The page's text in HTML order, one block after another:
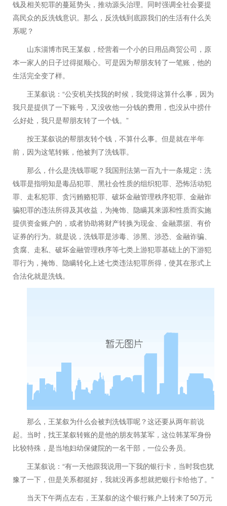
钱及相关犯罪的蔓延势头，推动源头治理。同时强调全社会要提
高民众的反洗钱意识。那么，反洗钱到底跟我们的生活有什么关
系呢？
山东淄博市民王某叙，经营着一个小的日用品商贸公司，原
本一家人的日子过得挺顺心。可是因为帮朋友转了一笔账，他的
生活完全变了样。
王某叙说： “公安机关找我的时候，我觉得这算什么事，因为
我只是提供了一下账号，又没收他一分钱的费用，也没从中捞什
么好处，我只是帮朋友转了一个钱。 ”
按王某叙说的帮朋友转个钱，不算什么事。但是就在半年
前，因为这笔转账，他被判了洗钱罪。
那么，什么是洗钱罪呢？我国刑法第一百九十一条规定：洗
钱罪是指明知是毒品犯罪、黑社会性质的组织犯罪、恐怖活动犯
罪、走私犯罪、贪污贿赂犯罪、破坏金融管理秩序犯罪、金融诈
骗犯罪的违法所得及其收益，为掩饰、隐瞒其来源和性质而实施
提供资金账户的，或者协助将财产转换为现金、金融票据、有价
证券的行为。就是说，洗钱罪是涉毒、涉黑、涉恐、金融诈骗、
贪腐、走私、破坏金融管理秩序等七类上游犯罪基础上的下游犯
罪行为，掩饰、隐瞒转化上述七类违法犯罪所得，使其在形式上
合法化就是洗钱。
那么，王某叙为什么会被判洗钱罪呢？这还要从两年前说
起。当时，找王某叙转账的是他的朋友韩某军，这位韩某军身份
比较特殊，是当地妇幼保健院的一名干部，一位公务员。
王某叙说： “有一天他跟我说用一下我的银行卡，当时我也犹
豫了一下，但是关系都挺好，我就没再多想就把银行卡给他了。 ”
当天下午两点左右，王某叙的这个银行账户上转来了50万元